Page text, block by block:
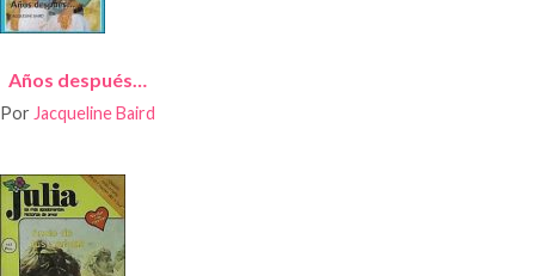
Años después…
Por Jacqueline Baird